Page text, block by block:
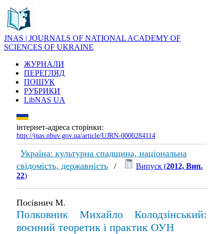
JNAS | JOURNALS OF NATIONAL ACADEMY OF
SCIENCES OF UKRAINE
ЖУРНАЛИ
ПЕРЕГЛЯД
ПОШУК
РУБРИКИ
LibNAS UA
інтернет-адреса сторінки:
http://jnas.nbuv.gov.ua/article/UJRN-0000284114
Україна: культурна спадщина, національна
свідомість, державність / Випуск (2012, Вип.
22)
Посівнич М.
Полковник Михайло Колодзінський:
воєнний теоретик і практик ОУН